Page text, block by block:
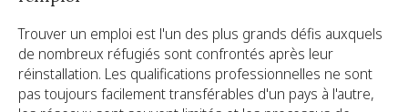
Trouver un emploi est l'un des plus grands défis auxquels
de nombreux réfugiés sont confrontés après leur
réinstallation. Les qualifications professionnelles ne sont
pas toujours facilement transférables d'un pays à l'autre,